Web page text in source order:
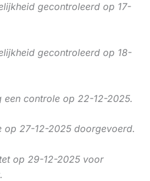
gecontroleerd op 17-
gecontroleerd op 18-
een controle op 22-12-2025.
op 27-12-2025 doorgevoerd.
op 29-12-2025 voor